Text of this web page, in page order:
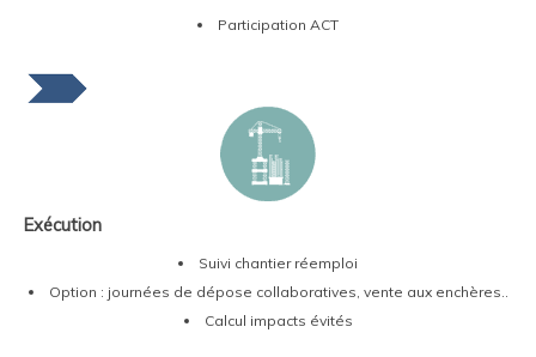
Participation ACT
Exécution
Suivi chantier réemploi
Option : journées de dépose collaboratives, vente aux enchères..
Calcul impacts évités